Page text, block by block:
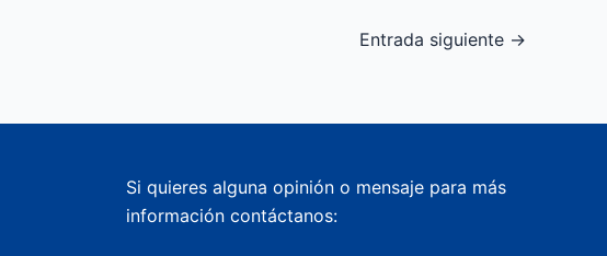
Entrada siguiente →
Si quieres alguna opinión o mensaje para más
información contáctanos: